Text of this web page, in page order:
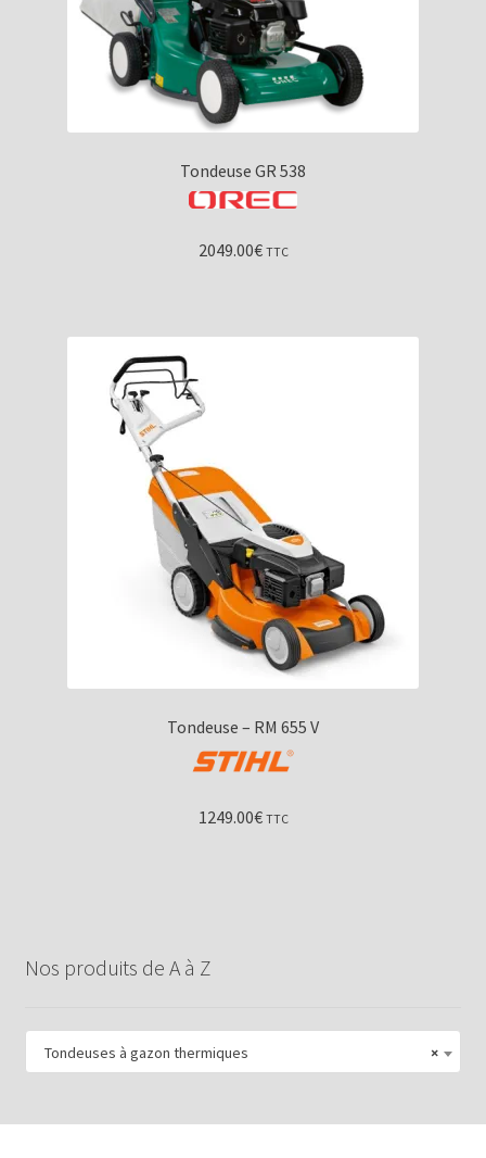
Tondeuse GR 538
2049.00€ TTC
Tondeuse – RM 655 V
1249.00€ TTC
Nos produits de A à Z
×
Tondeuses à gazon thermiques